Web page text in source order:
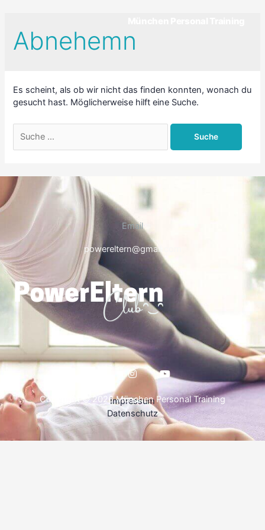
Abnehemn
Es scheint, als ob wir nicht das finden konnten, wonach du
gesucht hast. Möglicherweise hilft eine Suche.
Email
powereltern@gmail.com
Impressum
Datenschutz
Copyright © 2026 München Personal Training